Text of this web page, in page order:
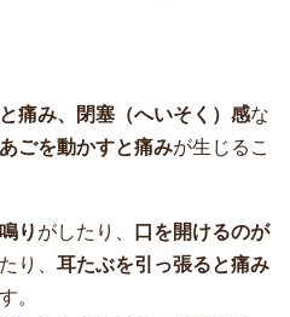
痛み、閉塞（へいそく）感な
あごを動かすと痛みが生じるこ
り がしたり、
口を開けるのが
り、 耳たぶを引っ張ると痛み
。